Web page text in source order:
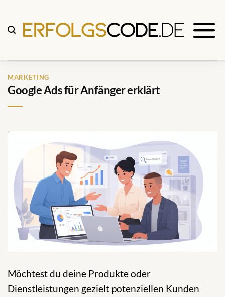
Inhalt
springen
MARKETING
Google Ads für Anfänger erklärt
Möchtest du deine Produkte oder
Dienstleistungen gezielt potenziellen Kunden